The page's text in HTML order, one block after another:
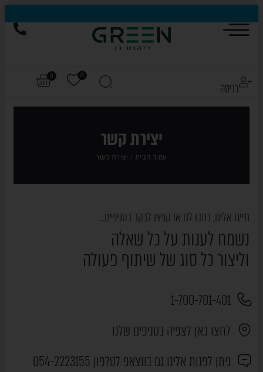
הייגולד- המותג שכבש את עולם החוץ, עכשיו בהנחות של עד 50%
כניסה
0
0
יצירת קשר
עמוד הבית / יצירת קשר
חייגו אלינו, כתבו לנו או קפצו לבקר בסניפים...
נשמח לענות על כל שאלה
וליצור כל סוג של שיתוף פעולה
1-700-701-401
לחצו כאן לצפיה בסניפים שלנו
ניתן לפנות אלינו גם בווצאפ לטלפון 054-2223155